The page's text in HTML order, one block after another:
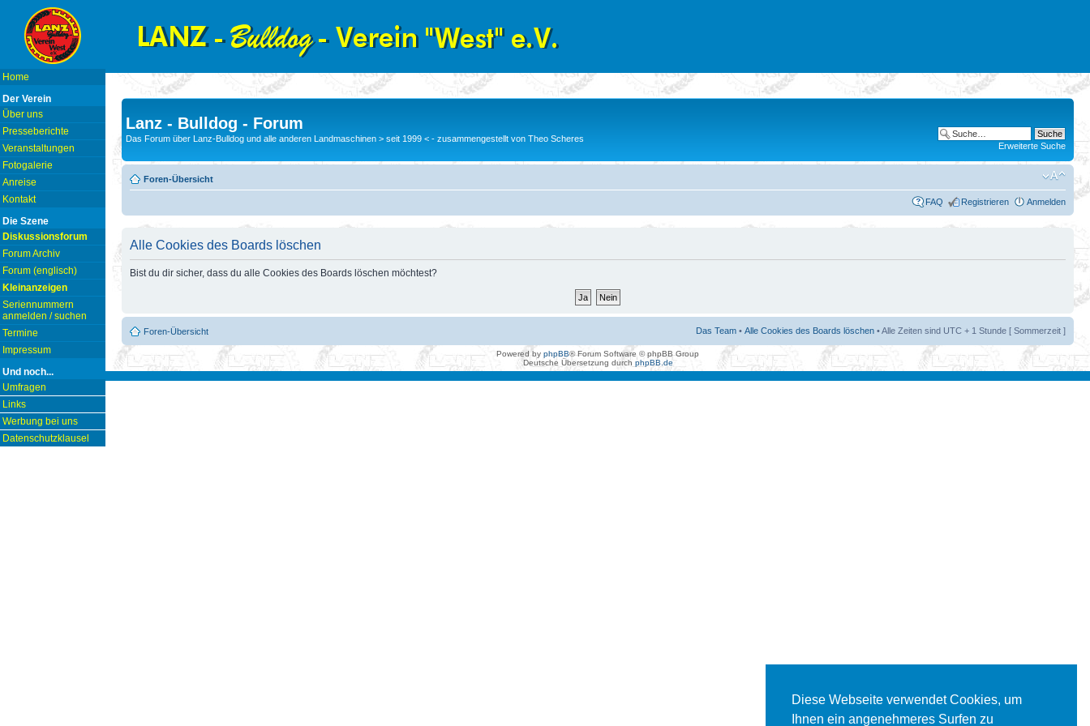
Diese Webseite verwendet Cookies, um
Ihnen ein angenehmeres Surfen zu
Home
Der Verein
Über uns
Presseberichte
Veranstaltungen
Fotogalerie
Anreise
Kontakt
Die Szene
Diskussionsforum
Forum Archiv
Forum (englisch)
Kleinanzeigen
Seriennummern
anmelden / suchen
Termine
Impressum
Und noch...
Umfragen
Links
Werbung bei uns
Datenschutzklausel
Lanz - Bulldog - Forum
Das Forum über Lanz-Bulldog und alle anderen Landmaschinen > seit 1999 < - zusammengestellt von Theo Scheres
Erweiterte Suche
Foren-Übersicht
FAQ Registrieren Anmelden
Alle Cookies des Boards löschen
Bist du dir sicher, dass du alle Cookies des Boards löschen möchtest?
Foren-Übersicht Das Team • Alle Cookies des Boards löschen • Alle Zeiten sind UTC + 1 Stunde [ Sommerzeit ]
Powered by phpBB® Forum Software © phpBB Group
Deutsche Übersetzung durch phpBB.de